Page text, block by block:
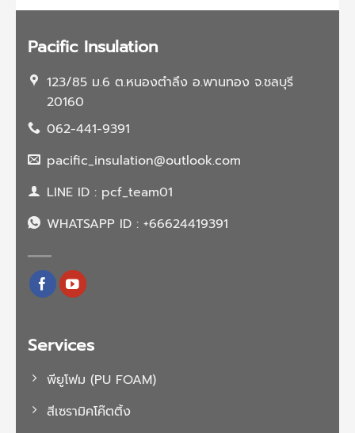
พี
Pacific Insulation
123/85 ม.6 ต.หนองตำลึง อ.พานทอง จ.ชลบุรี
20160
062-441-9391
pacific_insulation@outlook.com
LINE ID : pcf_team01
WHATSAPP ID : +66624419391
Services
พียูโฟม (PU FOAM)
สีเซรามิคโค๊ตติ้ง